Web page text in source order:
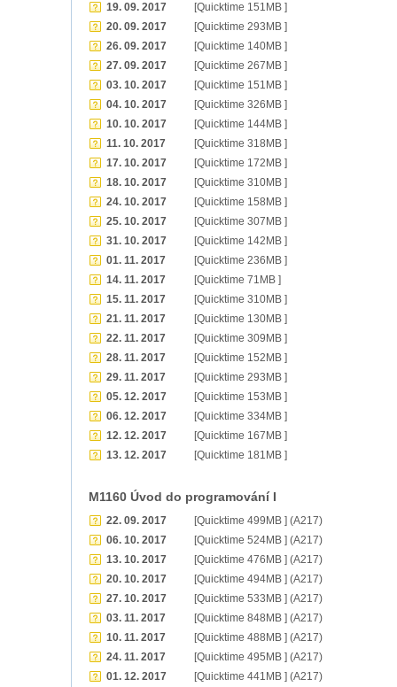
19. 09. 2017
[Quicktime 151MB ]
20. 09. 2017
[Quicktime 293MB ]
26. 09. 2017
[Quicktime 140MB ]
27. 09. 2017
[Quicktime 267MB ]
03. 10. 2017
[Quicktime 151MB ]
04. 10. 2017
[Quicktime 326MB ]
10. 10. 2017
[Quicktime 144MB ]
11. 10. 2017
[Quicktime 318MB ]
17. 10. 2017
[Quicktime 172MB ]
18. 10. 2017
[Quicktime 310MB ]
24. 10. 2017
[Quicktime 158MB ]
25. 10. 2017
[Quicktime 307MB ]
31. 10. 2017
[Quicktime 142MB ]
01. 11. 2017
[Quicktime 236MB ]
14. 11. 2017
[Quicktime 71MB ]
15. 11. 2017
[Quicktime 310MB ]
21. 11. 2017
[Quicktime 130MB ]
22. 11. 2017
[Quicktime 309MB ]
28. 11. 2017
[Quicktime 152MB ]
29. 11. 2017
[Quicktime 293MB ]
05. 12. 2017
[Quicktime 153MB ]
06. 12. 2017
[Quicktime 334MB ]
12. 12. 2017
[Quicktime 167MB ]
13. 12. 2017
[Quicktime 181MB ]
M1160 Úvod do programování I
22. 09. 2017
[Quicktime 499MB ] (A217)
06. 10. 2017
[Quicktime 524MB ] (A217)
13. 10. 2017
[Quicktime 476MB ] (A217)
20. 10. 2017
[Quicktime 494MB ] (A217)
27. 10. 2017
[Quicktime 533MB ] (A217)
03. 11. 2017
[Quicktime 848MB ] (A217)
10. 11. 2017
[Quicktime 488MB ] (A217)
24. 11. 2017
[Quicktime 495MB ] (A217)
01. 12. 2017
[Quicktime 441MB ] (A217)